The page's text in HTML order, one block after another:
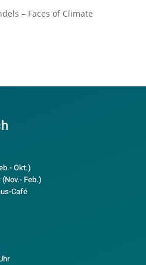
– Faces of Climate
Okt.)
Feb.)
Café